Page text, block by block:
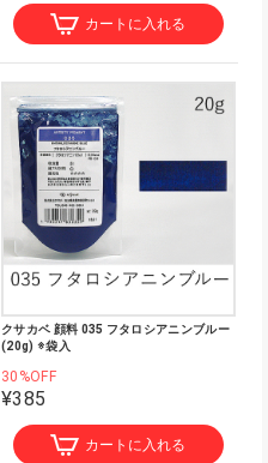
カートに入れる
クサカベ 顔料 035 フタロシアニンブルー
(20g) ※袋入
30%OFF
¥385
カートに入れる